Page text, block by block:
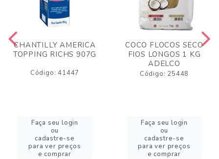
CHANTILLY AMERICA
TOPPING RICHS 907G
Código: 41447
Faça seu login
ou
cadastre-se
para ver preços
e comprar
COCO FLOCOS SECO
FIOS LONGOS 1 KG
ADELCO
Código: 25448
Faça seu login
ou
cadastre-se
para ver preços
e comprar